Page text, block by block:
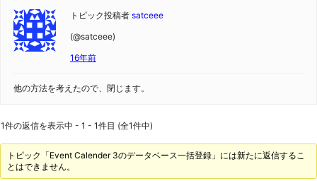
トピック投稿者 satceee
(@satceee)
16年前
他の方法を考えたので、閉じます。
1件の返信を表示中 - 1 - 1件目 (全1件中)
トピック「Event Calender 3のデータベース一括登録」には新たに返信するこ
とはできません。